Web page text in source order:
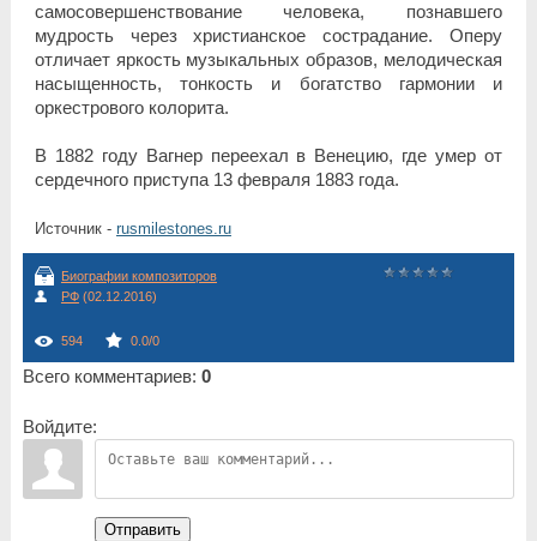
самосовершенствование человека, познавшего
мудрость через христианское сострадание. Оперу
отличает яркость музыкальных образов, мелодическая
насыщенность, тонкость и богатство гармонии и
оркестрового колорита.
В 1882 году Вагнер переехал в Венецию, где умер от
сердечного приступа 13 февраля 1883 года.
Источник - rusmilestones.ru
Биографии композиторов
РФ(02.12.2016)
594 0.0/0
Всего комментариев: 0
Войдите:
Отправить